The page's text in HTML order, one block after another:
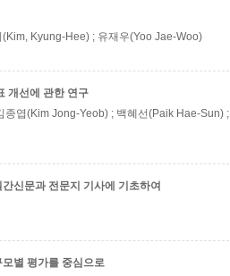
Kyung-Hee) ; 유재우(Yoo Jae-Woo)
개선에 관한 연구
종엽(Kim Jong-Yeob) ; 백혜선(Paik Hae-Sun) ;
신문과 전문지 기사에 기초하여
모별 평가를 중심으로